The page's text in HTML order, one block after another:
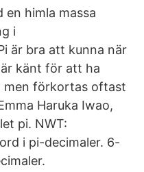
en himla massa
i
är bra att kunna när
känt för att ha
men förkortas oftast
Haruka Iwao,
pi. NWT:
i pi-decimaler. 6-